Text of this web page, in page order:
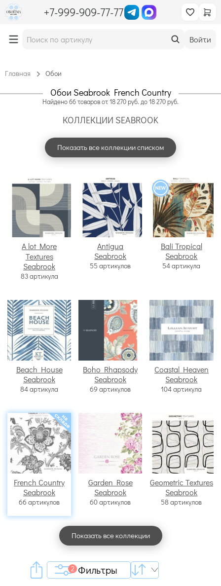
+7-999-909-77-77
Войти
Главная Обои
Обои Seabrook French Country
Найдено66товаровот18 270руб. до18 270руб.
КОЛЛЕКЦИИ SEABROOK
Показать все коллекции списком
A lot More
Textures
Seabrook
83 артикула
Antigua
Seabrook
55 артикулов
Bali Tropical
Seabrook
54 артикула
Beach House
Seabrook
84 артикула
Boho Rhapsody
Seabrook
69 артикулов
Coastal Heaven
Seabrook
104 артикула
French Country
Seabrook
66 артикулов
Garden Rose
Seabrook
60 артикулов
Geometric Textures
Seabrook
58 артикулов
Показать все коллекции
Фильтры
2